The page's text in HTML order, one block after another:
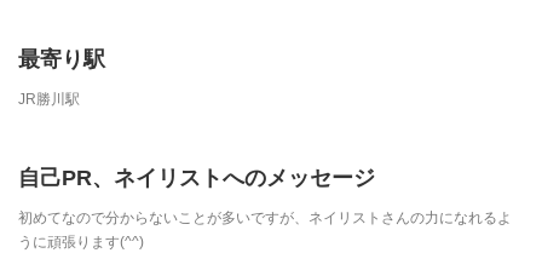
最寄り駅
JR勝川駅
自己PR、ネイリストへのメッセージ
初めてなので分からないことが多いですが、ネイリストさんの力になれるよ
うに頑張ります(^^)